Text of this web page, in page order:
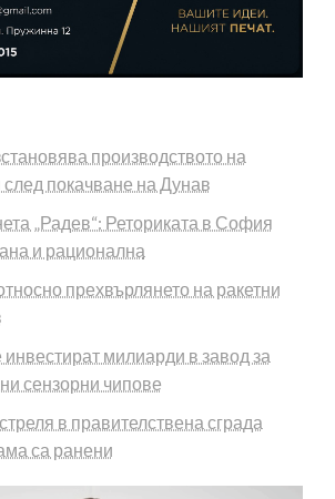
производството на
след покачване на Дунав
„Радев“: Реториката в София
и рационална
прехвърлянето на ракетни
милиарди в завод за
сензорни чипове
в правителствена сграда
са ранени